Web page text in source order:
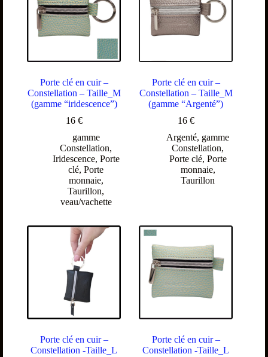
Porte clé en cuir –
Constellation – Taille_M
(gamme “iridescence”)
16 €
gamme
Constellation,
Iridescence, Porte
clé,Porte
monnaie,
Taurillon,
veau/vachette
Porte clé en cuir –
Constellation – Taille_M
(gamme “Argenté”)
16 €
Argenté, gamme
Constellation,
Porte clé, Porte
monnaie,
Taurillon
Porte clé en cuir –
Constellation -Taille_L
Porte clé en cuir –
Constellation -Taille_L